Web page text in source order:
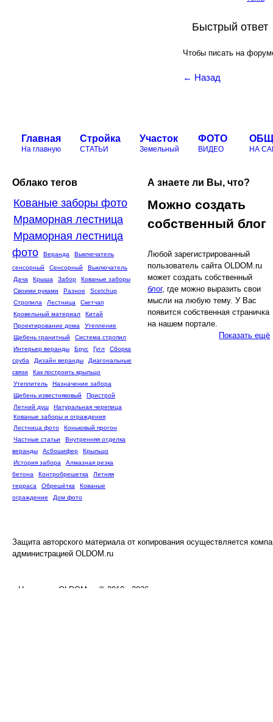
Быстрый ответ
Чтобы писать на
← Назад
Главная
На главную
Стройка
СТАТЬИ
Участок
Земельный
ФОТО
ВИДЕО НА
Облако тегов
Кованые заборы фото
Мраморная лестница
Мраморная лестница
фото
Веранда
Выключатель
сенсорный
Сенсорный
Выключатель
Дача
Крыша Забор
Кованые заборы
Своими руками
Разное
Scetchup
Стропила
Лестница
Скетчап
Кровельный материал
Китай
Проектирование дома
Утепление
Щебень гранитный
Система стропил
Интерьер веранды
Брус Гугл
Сборка
сруба
Дизайн веранды
Диагональные
связи
Как построить крыльцо
Утеплитель
Назначение забора
Щебень известняковый
Пристрой
Летний душ
Натуральная черепица
Кованые заборы и ограждения
Лестница фото
Коньковый прогон
Частные статьи
Внутренняя отделка
веранды
Асбошифер
Крыльцо
История забора
Алмазная резка
бетона
Контробрешетка
Летняя
терраса
Обрешётка
Кованые
ограждение
Дом фото
А знаете ли Вы, что?
Можно создать
собственный блог
Любой зарегистрированный
пользователь сайта OLDOM.ru
может создать собственный
блог, где можно выразить свои
мысли на любую тему. У Вас
появится собственная страничка
на нашем портале.
Показать ещё
Защита авторского материала от копирования осуществляется
администрацией OLDOM.ru
Наш дом - OLDOM.ru © 2010 - 2026